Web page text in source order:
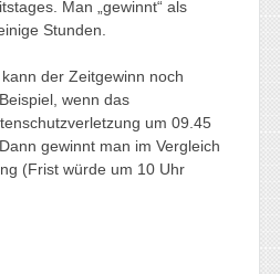
Man „gewinnt“ als
Stunden.
der Zeitgewinn noch
wenn das
um 09.45
gewinnt man im Vergleich
(Frist würde um 10 Uhr